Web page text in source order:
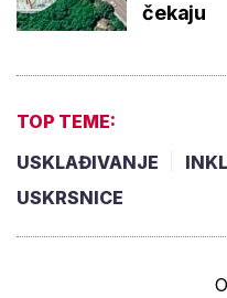
čekaju
TOP TEME:
USKLAĐIVANJE
USKRSNICE